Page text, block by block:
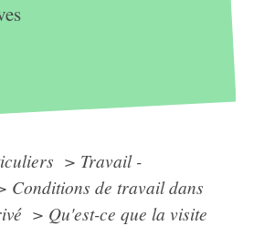
> Travail -
Conditions de travail dans
> Qu'est-ce que la visite